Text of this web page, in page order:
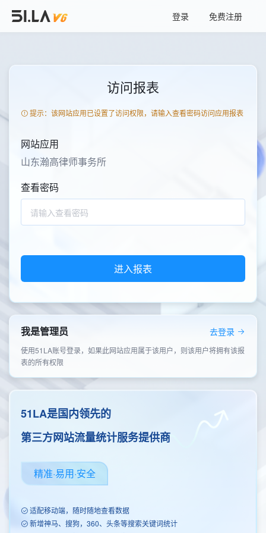
登录 免费注册
51LA是国内领先的
第三方网站流量统计服务提供商
精准·易用·安全
适配移动端，随时随地查看数据
新增神马、搜狗，360、头条等搜索关键词统计
我是管理员 去登录
使用51LA账号登录，如果此网站应用属于该用户，则该用户将拥有该报
表的所有权限
访问报表
提示：该网站应用已设置了访问权限，请输入查看密码访问应用报表
网站应用
山东瀚高律师事务所
查看密码
进入报表